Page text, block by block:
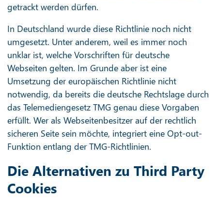
getrackt werden dürfen.
In Deutschland wurde diese Richtlinie noch nicht
umgesetzt. Unter anderem, weil es immer noch
unklar ist, welche Vorschriften für deutsche
Webseiten gelten. Im Grunde aber ist eine
Umsetzung der europäischen Richtlinie nicht
notwendig, da bereits die deutsche Rechtslage durch
das Telemediengesetz TMG genau diese Vorgaben
erfüllt. Wer als Webseitenbesitzer auf der rechtlich
sicheren Seite sein möchte, integriert eine Opt-out-
Funktion entlang der TMG-Richtlinien.
Die Alternativen zu Third Party
Cookies